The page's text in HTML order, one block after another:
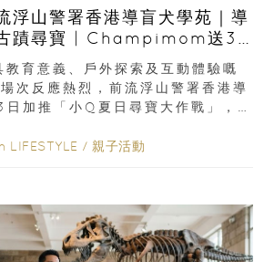
浮山警署香港導盲犬學苑｜導
蹟尋寶 | Champimom送3
育意義、戶外探索及互動體驗嘅
次反應熱烈，前流浮山警署香港導
加推「小Q夏日尋寶大作戰」，家
LIFESTYLE / 親子活動